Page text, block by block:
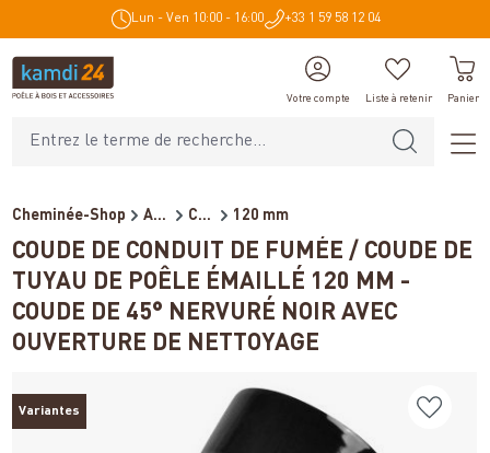
principal Lun - Ven 10:00 - 16:00 +33 1 59 58 12 04
Votre compte Liste à retenir Panier
Cheminée-Shop Accessoires de cheminée Conduits de fumée pour poêl... 120 mm
COUDE DE CONDUIT DE FUMÉE / COUDE DE
TUYAU DE POÊLE ÉMAILLÉ 120 MM -
COUDE DE 45° NERVURÉ NOIR AVEC
OUVERTURE DE NETTOYAGE
Variantes